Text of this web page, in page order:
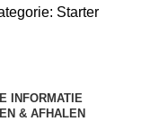
Starter
INFORMATIE
& AFHALEN